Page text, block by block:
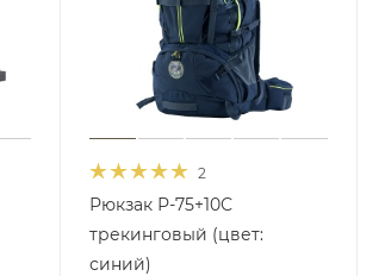
2
Рюкзак Р-75+10С
трекинговый (цвет:
синий)